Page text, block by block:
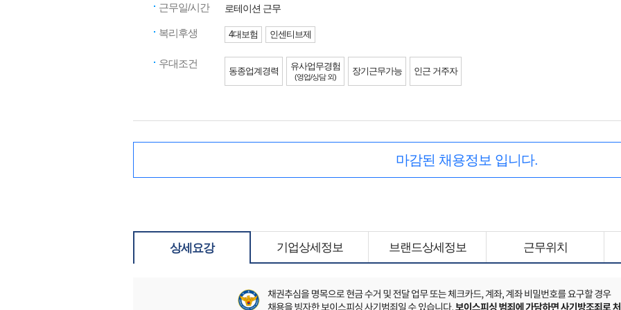
근무일/시간 로테이션 근무
복리후생 4대보험 인센티브제
우대조건
동종업계경력 유사업무경험
(영업/상담 외)
장기근무가능 인근 거주자
마감된 채용정보 입니다.
상세요강 기업상세정보 브랜드상세정보 근무위치